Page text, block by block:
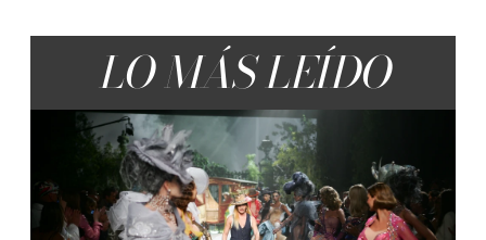
LO MÁS LEÍDO